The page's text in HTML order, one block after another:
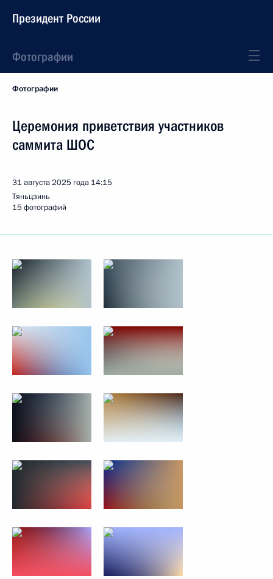
Президент России
Фотографии
Фотографии
Церемония приветствия участников
саммита ШОС
31 августа 2025 года 14:15
Тяньцзинь
15 фотографий